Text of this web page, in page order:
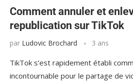
Comment annuler et
republication sur TikTok
par Ludovic Brochard 3 ans
TikTok s’est rapidement établi
incontournable pour le partage de